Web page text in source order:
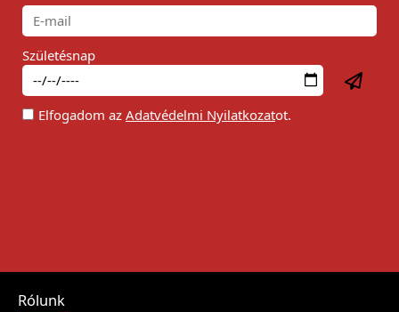
Születésnap
Elfogadom az Adatvédelmi Nyilatkozatot.
Rólunk